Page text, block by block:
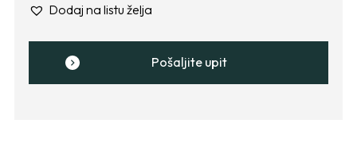
Dodaj na listu želja
Pošaljite upit